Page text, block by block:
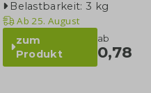
Belastbarkeit: 3 kg
Ab 25. August
zum
Produkt
ab
0,78